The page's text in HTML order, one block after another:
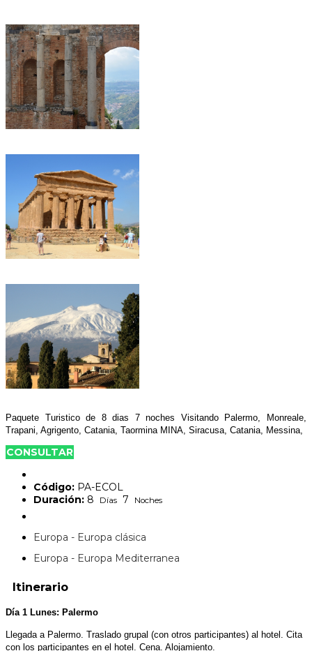
Paquete Turistico de 8 dias 7 noches Visitando Palermo, Monreale,
Trapani, Agrigento, Catania, Taormina MINA, Siracusa, Catania, Messina,
CONSULTAR
Código: PA-ECOL
Duración: 8 Días 7 Noches
Europa - Europa clásica
Europa - Europa Mediterranea
Itinerario
Día 1 Lunes: Palermo
Llegada a Palermo. Traslado grupal (con otros participantes) al hotel. Cita
con los participantes en el hotel. Cena. Alojamiento.